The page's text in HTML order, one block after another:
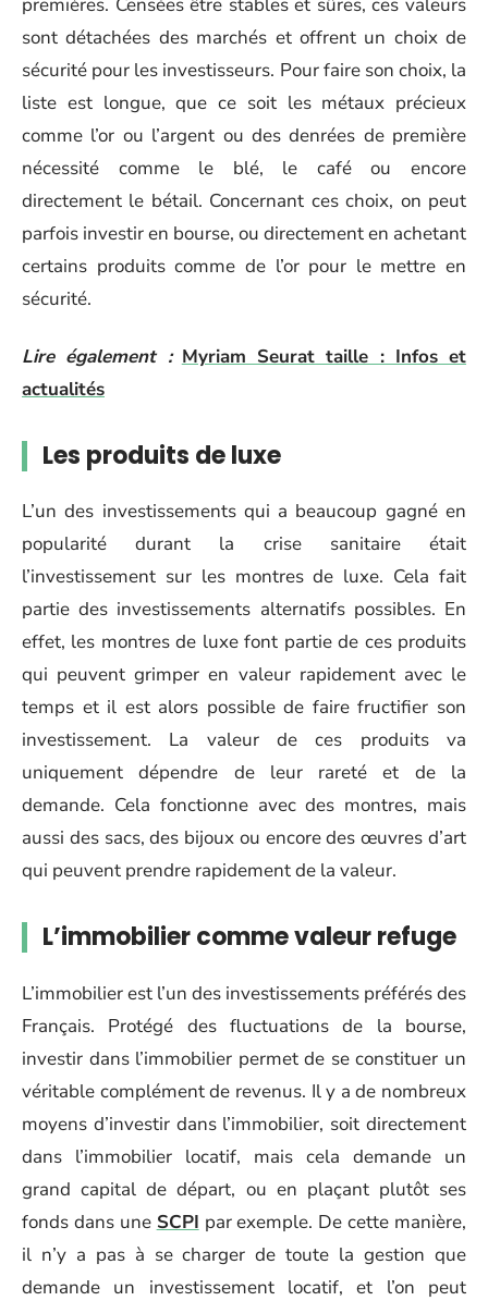
sont détachées des marchés et offrent un choix de
sécurité pour les investisseurs. Pour faire son choix, la
liste est longue, que ce soit les métaux précieux
comme l’or ou l’argent ou des denrées de première
nécessité comme le blé, le café ou encore
directement le bétail. Concernant ces choix, on peut
parfois investir en bourse, ou directement en achetant
certains produits comme de l’or pour le mettre en
sécurité.
Lire également : Myriam Seurat taille : Infos et
actualités
Les produits de luxe
L’un des investissements qui a beaucoup gagné en
popularité durant la crise sanitaire était
l’investissement sur les montres de luxe. Cela fait
partie des investissements alternatifs possibles. En
effet, les montres de luxe font partie de ces produits
qui peuvent grimper en valeur rapidement avec le
temps et il est alors possible de faire fructifier son
investissement. La valeur de ces produits va
uniquement dépendre de leur rareté et de la
demande. Cela fonctionne avec des montres, mais
aussi des sacs, des bijoux ou encore des œuvres d’art
qui peuvent prendre rapidement de la valeur.
L’immobilier comme valeur refuge
L’immobilier est l’un des investissements préférés des
Français. Protégé des fluctuations de la bourse,
investir dans l’immobilier permet de se constituer un
véritable complément de revenus. Il y a de nombreux
moyens d’investir dans l’immobilier, soit directement
dans l’immobilier locatif, mais cela demande un
grand capital de départ, ou en plaçant plutôt ses
fonds dans une SCPI par exemple. De cette manière,
il n’y a pas à se charger de toute la gestion que
demande un investissement locatif, et l’on peut